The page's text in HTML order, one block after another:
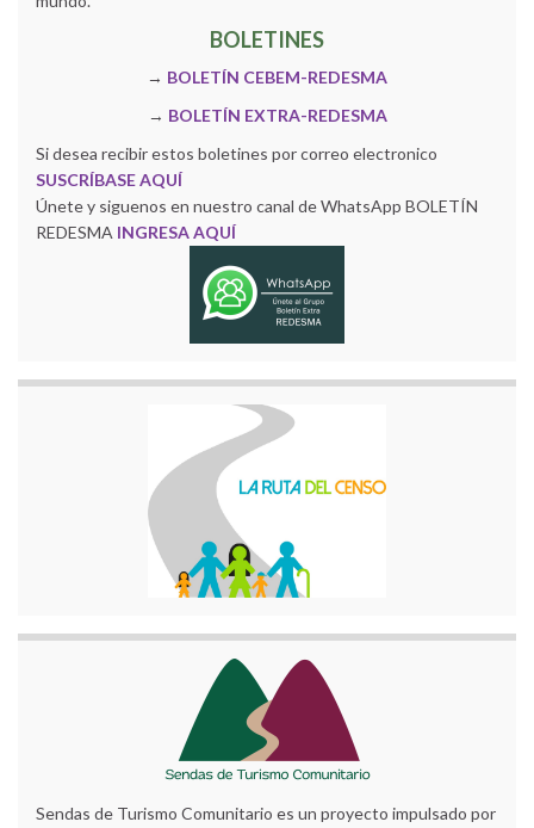
BOLETINES
→ BOLETÍN CEBEM-REDESMA
→ BOLETÍN EXTRA-REDESMA
Si desea recibir estos boletines por correo electronico
SUSCRÍBASE AQUÍ
Únete y siguenos en nuestro canal de WhatsApp BOLETÍN
REDESMA INGRESA AQUÍ
Sendas de Turismo Comunitario es un proyecto impulsado por